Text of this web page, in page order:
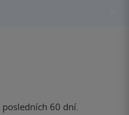
60 dní.